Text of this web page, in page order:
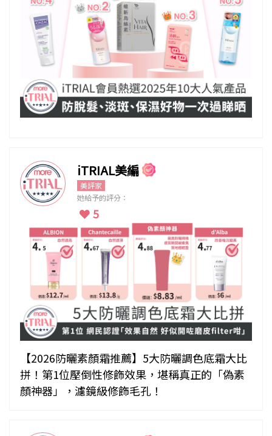
iTRIAL美編
美評家
她給予的評分：
5
【2026防曬素顏霜推薦】5大防曬調色底霜大比
拼！第1位壓倒性修飾效果，堪稱真正的「偽素
顏神器」，濾鏡級修飾毛孔！